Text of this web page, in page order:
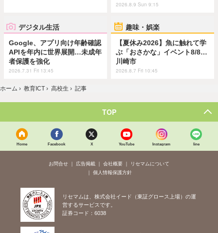
2026.8.9 Sun 9:15
デジタル生活
Google、アプリ向け年齢確認
APIを年内に世界展開…未成年
者保護を強化
2026.7.31 Fri 13:45
趣味・娯楽
【夏休み2026】魚に触れて学
ぶ「おさかな」イベント8/8…
川崎市
2026.8.7 Fri 10:45
ホーム › 教育ICT › 高校生 › 記事
TOP
Home Facebook X YouTube Instagram line
お問合せ 広告掲載 会社概要
リセマムについて
個人情報保護方針
リセマムは、株式会社イード（東証グロース上場）の運
営するサービスです。
証券コード：6038